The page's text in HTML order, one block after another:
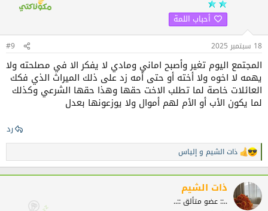
أحباب اللمة
18 سبتمبر 2025 #9
المجتمع اليوم تغير وأصبح اماني ومادي لا يفكر الا في مصلحته ولا
يهمه لا اخوه ولا أخته أو حتى أمه زد على ذلك الميراث الذي فكك
العائلات خاصة لما تطلب الاخت حقها وهذا حقها الشرعي وكذلك
لما يكون الأب أو الأم لهم أموال ولا يوزعونها بعدل
رد
ا
ل
ت
ف
ا
ع
ذات الشيم و إلياس
ذات الشيم
..:: عضو متألق ::..